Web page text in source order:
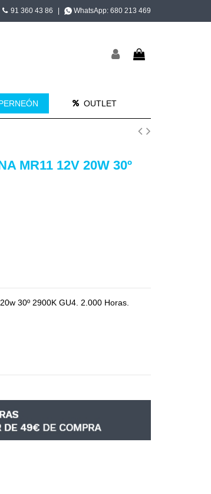
91 360 43 86 WhatsApp: 680 213 469
OUTLET
MR11 12V 20W 30º
30º 2900K GU4. 2.000 Horas.